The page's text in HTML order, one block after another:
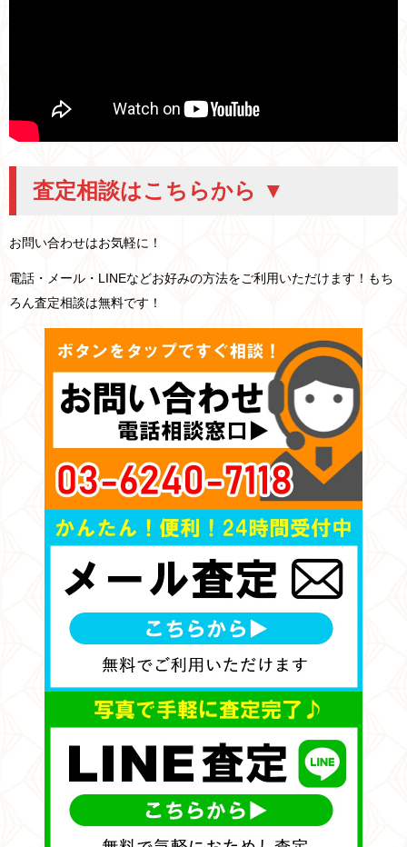
査定相談はこちらから ▼
お問い合わせはお気軽に！
電話・メール・LINEなどお好みの方法をご利用いただけます！もち
ろん査定相談は無料です！